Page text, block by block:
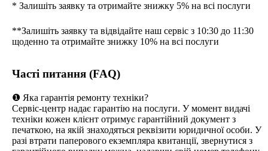
* Залишіть заявку та отримайте знижку 5% на всі послуги
**Залишіть заявку та відвідайте наш сервіс з 10:30 до 11:30
щоденно та отримайте знижку 10% на всі послуги
Часті питання (FAQ)
❶ Яка гарантія ремонту техніки?
Сервіс-центр надає гарантію на послуги. У момент видачі
техніки кожен клієнт отримує гарантійний документ з
печаткою, на якій знаходяться реквізити юридичної особи. У
разі втрати паперового екземпляра квитанції, звернутися з